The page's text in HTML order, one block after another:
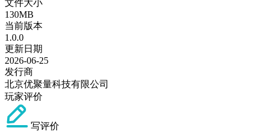
文件大小
130MB
当前版本
1.0.0
更新日期
2026-06-25
发行商
北京优聚量科技有限公司
玩家评价
写评价